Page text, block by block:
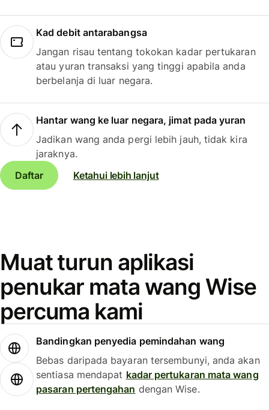
Kad debit antarabangsa
Jangan risau tentang tokokan kadar pertukaran
atau yuran transaksi yang tinggi apabila anda
berbelanja di luar negara.
Hantar wang ke luar negara, jimat pada yuran
Jadikan wang anda pergi lebih jauh, tidak kira
jaraknya.
Daftar
Ketahui lebih lanjut
Muat turun aplikasi
penukar mata wang Wise
percuma kami
Bandingkan penyedia pemindahan wang
Bebas daripada bayaran tersembunyi, anda akan
sentiasa mendapat kadar pertukaran mata wang
pasaran pertengahan dengan Wise.